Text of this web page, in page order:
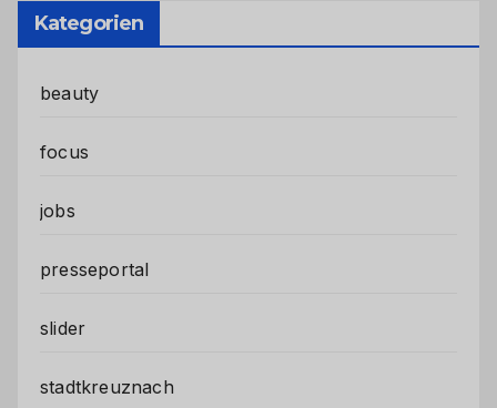
Kategorien
beauty
focus
jobs
presseportal
slider
stadtkreuznach